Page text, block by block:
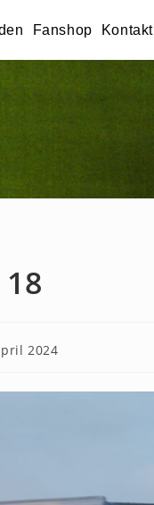
Fanshop Kontakt
2024